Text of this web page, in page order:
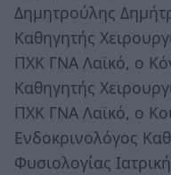
Δημητρούλης
Καθηγητής
ΠΧΚ ΓΝΑ Λαϊκό, ο
Καθηγητής
ΠΧΚ ΓΝΑ Λαϊκό, ο
Ενδοκρινολόγος
Φυσιολογίας